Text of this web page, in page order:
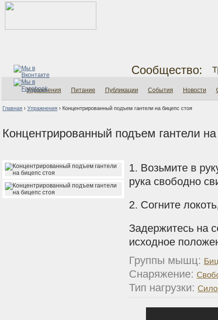
Сообщество:
Упражнения Питание Публикации События Новости
Главная › Упражнения › Концентрированный подъем гантели на бицепс стоя
Концентрированный подъем гантели
1. Возьмите в
рука свободно
2. Согните
Задержитесь на
исходное
Группы мышц:
Снаряжение:
Тип нагрузки: